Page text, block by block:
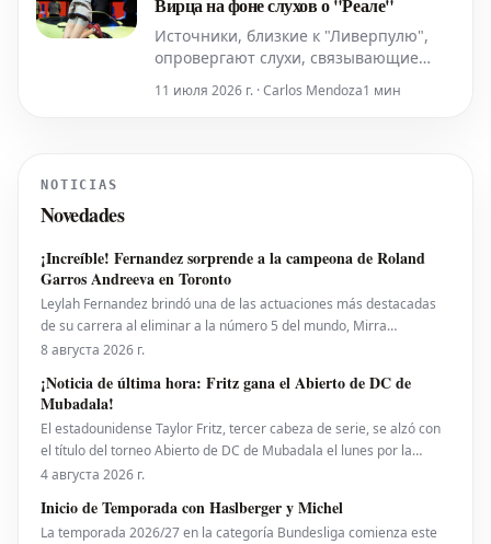
круп
Вирца на фоне слухов о "Реале"
Источники, близкие к "Ливерпулю",
опровергают слухи, связывающие
немецкого плеймейкера Флориана
Вирца с переходом в мадридский
11 июля 2026 г. · Carlos Mendoza1 мин
NOTICIAS
Novedades
¡Increíble! Fernandez sorprende a la campeona de Roland
Garros Andreeva en Toronto
Leylah Fernandez brindó una de las actuaciones más destacadas
de su carrera al eliminar a la número 5 del mundo, Mirra
Andreeva, con un contundente 6-1, 6-4 el viernes por la noche. Con
Bank Open presentado por Rogers en Toront
8 августа 2026 г.
¡Noticia de última hora: Fritz gana el Abierto de DC de
Mubadala!
El estadounidense Taylor Fritz, tercer cabeza de serie, se alzó con
el título del torneo Abierto de DC de Mubadala el lunes por la
noche, tras derrotar al español Rafael Jodar por 7-6 (2), 6-4. Este es
10 del ranking mundial, habí
4 августа 2026 г.
Inicio de Temporada con Haslberger y Michel
La temporada 2026/27 en la categoría Bundesliga comienza este